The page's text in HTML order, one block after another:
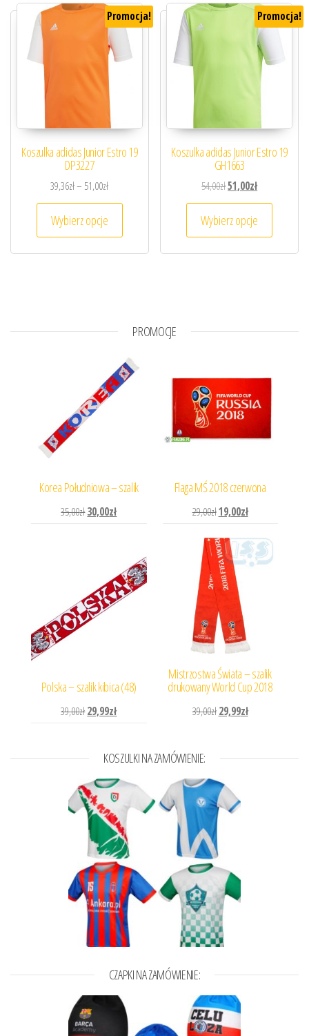
Promocja!
Koszulka adidas Junior Estro 19
DP3227
39,36zł– 51,00złZakres cen: od 39,36zł do 51,00zł
Wybierz opcje
Ten produkt ma wiele wariantów. Opcje
Promocja!
Koszulka adidas Junior Estro 19
GH1663
54,00złPierwotna cena
51,00złAktualna cena
Wybierz opcje
Ten
PROMOCJE
Korea Południowa – szalik
35,00złPierwotna cena wynosiła: 35,00zł.
30,00złAktualna cena wynosi: 30,00zł.
Flaga MŚ 2018 czerwona
29,00złPierwotna cena wynosiła:
19,00złAktualna cena
Polska – szalik kibica (48)
39,00złPierwotna cena wynosiła: 39,00zł.
29,99złAktualna cena wynosi: 29,99zł.
Mistrzostwa Świata – szalik
drukowany World Cup 2018
39,00zł Pierwotna cena wynosiła:
29,99złAktualna cena
KOSZULKI NA ZAMÓWIENIE:
CZAPKI NA ZAMÓWIENIE: